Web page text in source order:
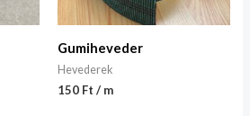
Gumiheveder
Hevederek
150 Ft / m